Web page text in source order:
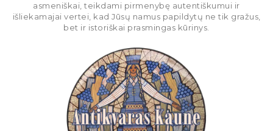
asmeniškai, teikdami pirmenybę autentiškumui ir
išliekamajai vertei, kad Jūsų namus papildytų ne tik gražus,
bet ir istoriškai prasmingas kūrinys.